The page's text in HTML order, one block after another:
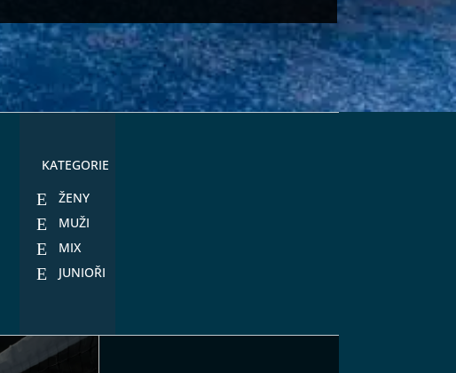
KATEGORIE
ŽENY
MUŽI
MIX
JUNIOŘI